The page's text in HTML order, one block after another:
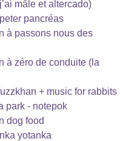
mâle et altercado)
pancréas
à passons nous des
à zéro de conduite (la
+ music for rabbits
park - notepok
dog food
yotanka